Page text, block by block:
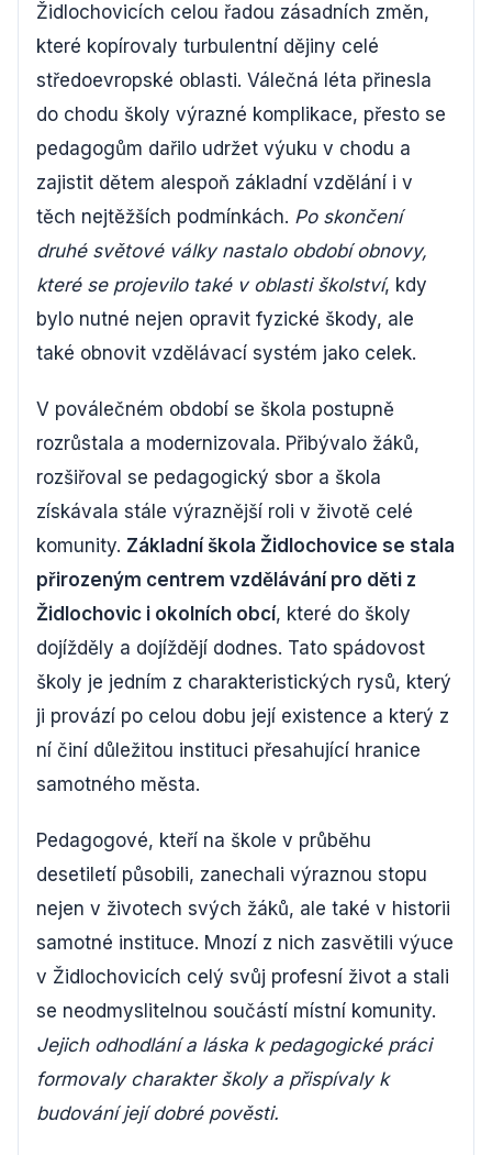
Židlochovicích celou řadou zásadních změn,
které kopírovaly turbulentní dějiny celé
středoevropské oblasti. Válečná léta přinesla
do chodu školy výrazné komplikace, přesto se
pedagogům dařilo udržet výuku v chodu a
zajistit dětem alespoň základní vzdělání i v
těch nejtěžších podmínkách. Po skončení
druhé světové války nastalo období obnovy,
které se projevilo také v oblasti školství, kdy
bylo nutné nejen opravit fyzické škody, ale
také obnovit vzdělávací systém jako celek.
V poválečném období se škola postupně
rozrůstala a modernizovala. Přibývalo žáků,
rozšiřoval se pedagogický sbor a škola
získávala stále výraznější roli v životě celé
komunity. Základní škola Židlochovice se stala
přirozeným centrem vzdělávání pro děti z
Židlochovic i okolních obcí, které do školy
dojížděly a dojíždějí dodnes. Tato spádovost
školy je jedním z charakteristických rysů, který
ji provází po celou dobu její existence a který z
ní činí důležitou instituci přesahující hranice
samotného města.
Pedagogové, kteří na škole v průběhu
desetiletí působili, zanechali výraznou stopu
nejen v životech svých žáků, ale také v historii
samotné instituce. Mnozí z nich zasvětili výuce
v Židlochovicích celý svůj profesní život a stali
se neodmyslitelnou součástí místní komunity.
Jejich odhodlání a láska k pedagogické práci
formovaly charakter školy a přispívaly k
budování její dobré pověsti.